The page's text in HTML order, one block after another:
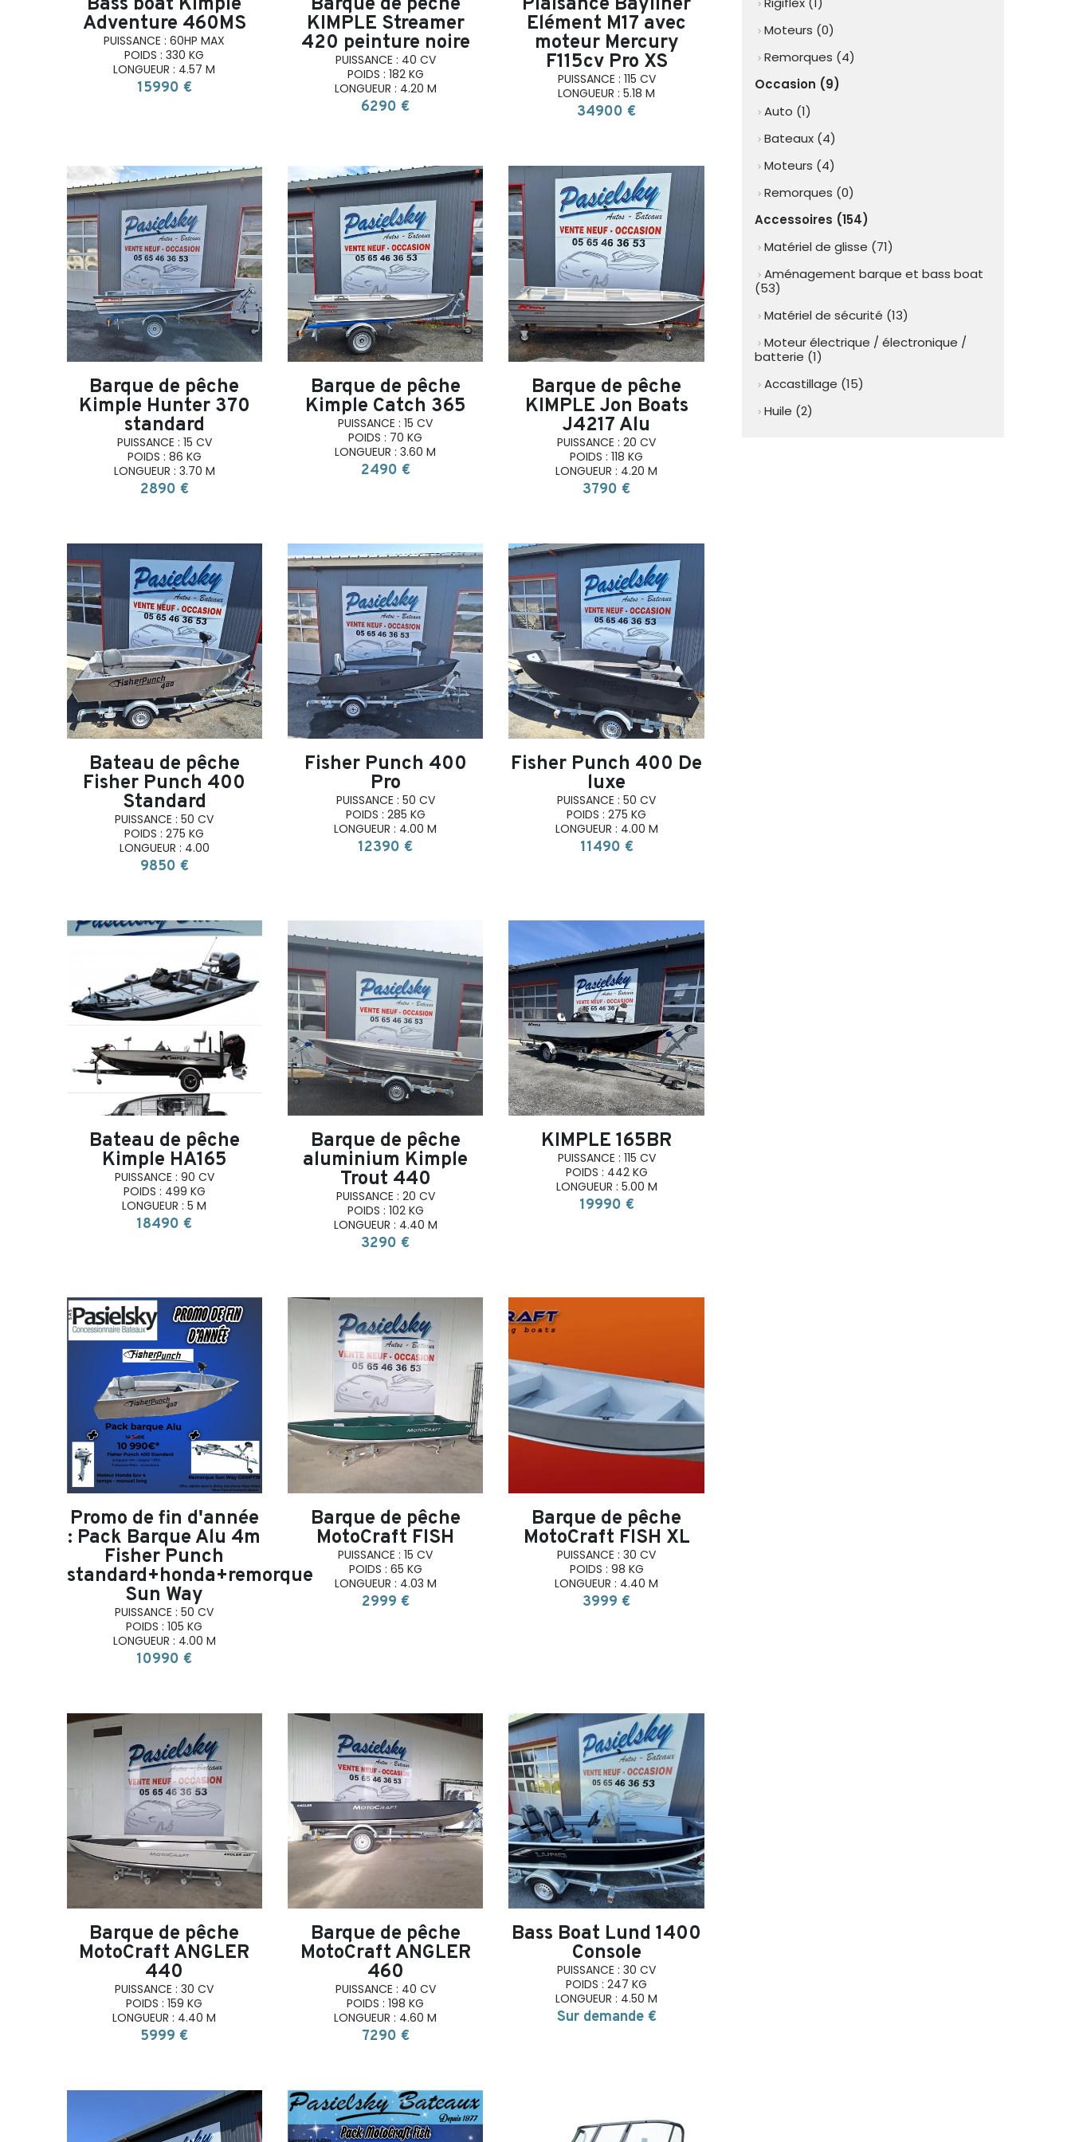
Bass boat Kimple
Adventure 460MS
PUISSANCE : 60HP MAX
POIDS : 330 KG
LONGUEUR : 4.57 M
15990 €
Barque de pêche
KIMPLE Streamer
420 peinture noire
PUISSANCE : 40 CV
POIDS : 182 KG
LONGUEUR : 4.20 M
6290 €
Plaisance Bayliner
Elément M17 avec
moteur Mercury
F115cv Pro XS
PUISSANCE : 115 CV
LONGUEUR : 5.18 M
34900 €
search
Barque de pêche
Kimple Hunter 370
standard
PUISSANCE : 15 CV
POIDS : 86 KG
LONGUEUR : 3.70 M
2890 €
search
Barque de pêche
Kimple Catch 365
PUISSANCE : 15 CV
POIDS : 70 KG
LONGUEUR : 3.60 M
2490 €
search
Barque de pêche
KIMPLE Jon Boats
J4217 Alu
PUISSANCE : 20 CV
POIDS : 118 KG
LONGUEUR : 4.20 M
3790 €
search
Bateau de pêche
Fisher Punch 400
Standard
PUISSANCE : 50 CV
POIDS : 275 KG
LONGUEUR : 4.00
9850 €
search
Fisher Punch 400
Pro
PUISSANCE : 50 CV
POIDS : 285 KG
LONGUEUR : 4.00 M
12390 €
search
Fisher Punch 400 De
luxe
PUISSANCE : 50 CV
POIDS : 275 KG
LONGUEUR : 4.00 M
11490 €
search
Bateau de pêche
Kimple HA165
PUISSANCE : 90 CV
POIDS : 499 KG
LONGUEUR : 5 M
18490 €
search
Barque de pêche
aluminium Kimple
Trout 440
PUISSANCE : 20 CV
POIDS : 102 KG
LONGUEUR : 4.40 M
3290 €
search
KIMPLE 165BR
PUISSANCE : 115 CV
POIDS : 442 KG
LONGUEUR : 5.00 M
19990 €
search
Promo de fin d'année
: Pack Barque Alu 4m
Fisher Punch
standard+honda+remorque
Sun Way
PUISSANCE : 50 CV
POIDS : 105 KG
LONGUEUR : 4.00 M
10990 €
search
Barque de pêche
MotoCraft FISH
PUISSANCE : 15 CV
POIDS : 65 KG
LONGUEUR : 4.03 M
2999 €
search
Barque de pêche
MotoCraft FISH XL
PUISSANCE : 30 CV
POIDS : 98 KG
LONGUEUR : 4.40 M
3999 €
search
Barque de pêche
MotoCraft ANGLER
440
PUISSANCE : 30 CV
POIDS : 159 KG
LONGUEUR : 4.40 M
5999 €
search
Barque de pêche
MotoCraft ANGLER
460
PUISSANCE : 40 CV
POIDS : 198 KG
LONGUEUR : 4.60 M
7290 €
search
Bass Boat Lund 1400
Console
PUISSANCE : 30 CV
POIDS : 247 KG
LONGUEUR : 4.50 M
Sur demande €
chevron_right
chevron_right Moteurs (0)
chevron_right Remorques (4)
Occasion (9)
chevron_right Auto (1)
chevron_right Bateaux (4)
chevron_right Moteurs (4)
chevron_right Remorques (0)
Accessoires (154)
chevron_right Matériel de glisse (71)
chevron_right Aménagement barque et bass boat
(53)
chevron_right Matériel de sécurité (13)
chevron_right Moteur électrique / électronique /
batterie (1)
chevron_right Accastillage (15)
chevron_right Huile (2)